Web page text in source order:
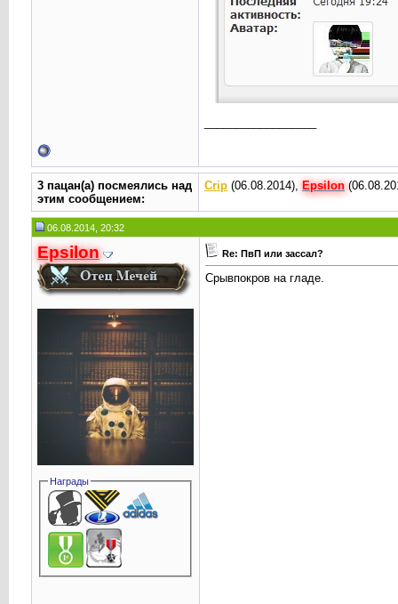
3 пацан(а) посмеялись над
этим сообщением:
Crip(06.08.2014), Epsilon
06.08.2014, 20:32
Epsilon
Награды
Re: ПвП или зассал?
Срывпокров на гладе.